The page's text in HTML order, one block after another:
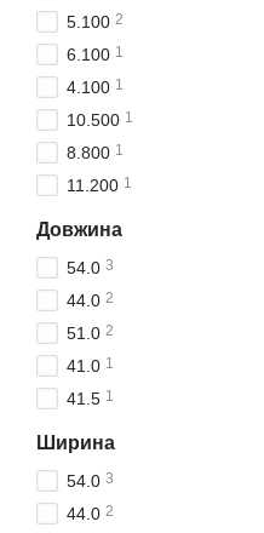
5.100 2
6.100 1
4.100 1
10.500 1
8.800 1
11.200 1
Довжина
54.0 3
44.0 2
51.0 2
41.0 1
41.5 1
Ширина
54.0 3
44.0 2